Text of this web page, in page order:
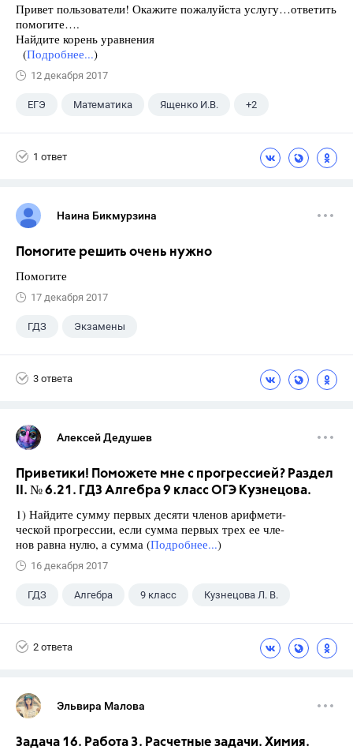
Привет пользователи! Окажите пожалуйста услугу…ответить
помогите….
Найдите корень уравнения
(Подробнее...)
12 декабря 2017
ЕГЭ Математика Ященко И.В. +2
1 ответ
Наина Бикмурзина
Помогите решить очень нужно
Помогите
17 декабря 2017
ГДЗ Экзамены
3 ответа
Алексей Дедушев
Приветики! Поможете мне с прогрессией? Раздел
II. № 6.21. ГДЗ Алгебра 9 класс ОГЭ Кузнецова.
1) Найдите сумму первых десяти членов арифмети-
ческой прогрессии, если сумма первых трех ее чле-
нов равна нулю, а сумма (Подробнее...)
16 декабря 2017
ГДЗ Алгебра 9 класс Кузнецова Л. В.
2 ответа
Эльвира Малова
Задача 16. Работа 3. Расчетные задачи. Химия.